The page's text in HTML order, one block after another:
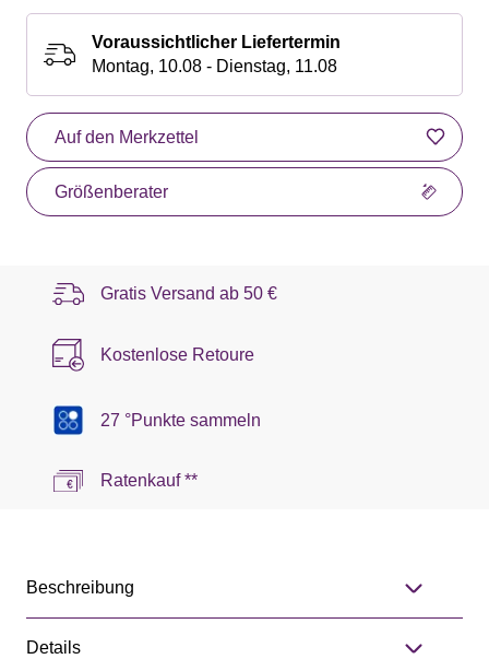
Voraussichtlicher Liefertermin
Montag, 10.08 - Dienstag, 11.08
Auf den Merkzettel
Größenberater
Gratis Versand ab 50 €
Kostenlose Retoure
27 °Punkte sammeln
Ratenkauf **
Beschreibung
Details